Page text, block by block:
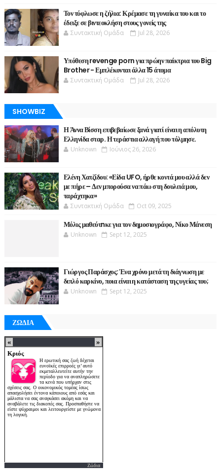
Τον τύφλωσε η ζήλια: Κρέμασε τη γυναίκα του και το
έδειξε σε βιντεοκλήση στους γονείς της
Συντακτική Ομάδα Jul 28, 2026
Υπόθεση revenge porn για πρώην παίκτρια του Big
Brother - Εμπλέκονται άλλα 15 άτομα
Συντακτική Ομάδα Jul 28, 2026
SHOWBIZ
Η Άννα Βίσση επιβεβαίωσε ξανά γιατί είναι η απόλυτη
Ελληνίδα σταρ. Η τεράστια αλλαγή που τόλμησε.
Unknown Ιούνιος 26, 2026
Ελένη Χατζίδου: «Είδα UFO, ήρθε κοντά μου αλλά δεν
με πήρε – Δεν μπορούσα να πάω στη δουλειά μου,
ταράχτηκα»
Συντακτική Ομάδα Oct 09, 2025
Μόλις μαθεύτnκε για τον δημοσιογράφο, Νίκο Μάνεση
Unknown Sept 12, 2025
Γιώργος Παράσχος: Ένα χρόνο μετά τη διάγνωση με
διπλό καρκίνο, ποια είναι η κατάσταση της υγείας του;
Unknown Sept 12, 2025
ΖΩΔΙΑ
Ζώδια